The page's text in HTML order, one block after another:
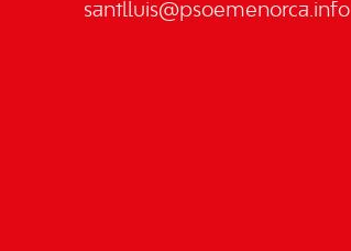
santlluis@psoemenorca.info